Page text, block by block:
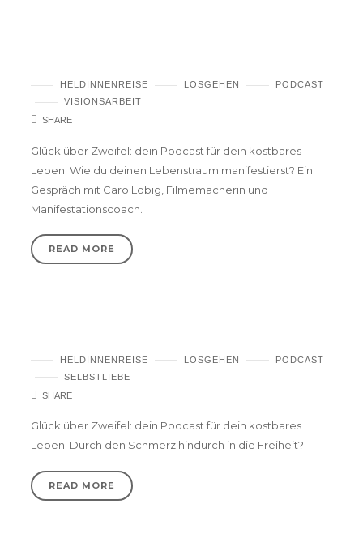
HELDINNENREISE LOSGEHEN
PODCAST
VISIONSARBEIT
SHARE
Glück über Zweifel: dein Podcast für dein kostbares
Leben. Wie du deinen Lebenstraum manifestierst? Ein
Gespräch mit Caro Lobig, Filmemacherin und
Manifestationscoach.
READ MORE
HELDINNENREISE LOSGEHEN
PODCAST
SELBSTLIEBE
SHARE
Glück über Zweifel: dein Podcast für dein kostbares
Leben. Durch den Schmerz hindurch in die Freiheit?
READ MORE